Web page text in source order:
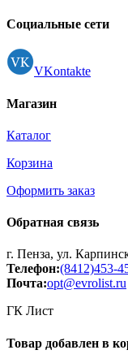
Социальные сети
VKontakte
Магазин
Каталог
Корзина
Оформить заказ
Обратная связь
г. Пенза, ул.
Телефон:(8412)453-
Почта:opt@evrolist.ru
ГК Лист
Товар добавлен в